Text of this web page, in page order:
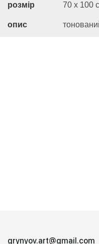
розмір 70 х 100
опис
grynyov.art@gmail.com